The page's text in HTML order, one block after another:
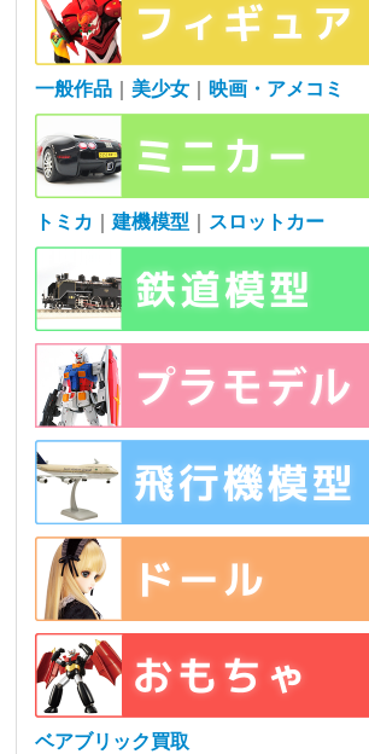
一般作品 美少女 映画・アメコミ
トミカ ｜建機模型 スロットカー
ベアブリック買取